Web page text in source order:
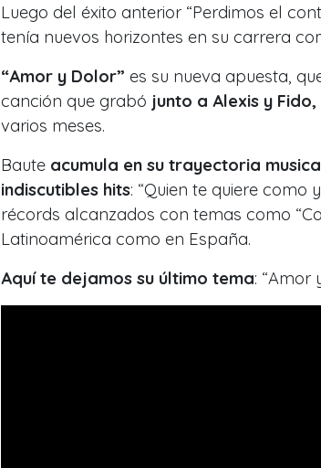
Luego del éxito anterior “Perdimos el
tenía nuevos horizontes en su carrera
“Amor y Dolor” es su nueva apuesta,
canción que grabó junto a Alexis y Fido,
varios meses.
Baute acumula en su trayectoria
indiscutibles hits: “Quien te quiere como
récords alcanzados con temas como
Latinoamérica como en España.
Aquí te dejamos su último tema: “Amor